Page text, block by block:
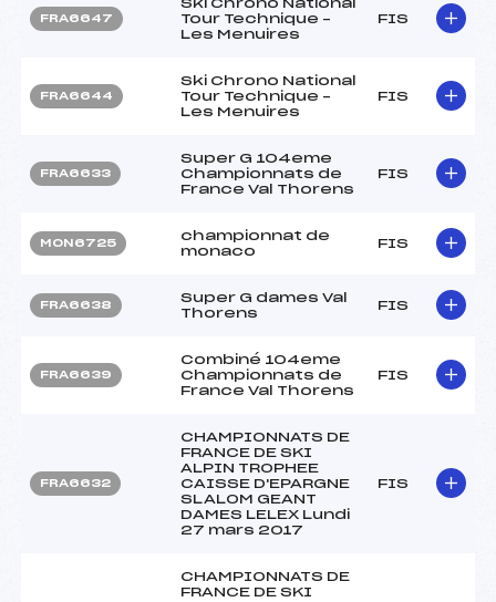
FRA6647
Ski Chrono National
Tour Technique –
Les Menuires
FIS
FRA6644
Ski Chrono National
Tour Technique –
Les Menuires
FIS
FRA6633
Super G 104eme
Championnats de
France Val Thorens
FIS
MON6725
championnat de
monaco
FIS
FRA6638
Super G dames Val
Thorens
FIS
FRA6639
Combiné 104eme
Championnats de
France Val Thorens
FIS
FRA6632
CHAMPIONNATS DE
FRANCE DE SKI
ALPIN TROPHEE
CAISSE D'EPARGNE
SLALOM GEANT
DAMES LELEX Lundi
27 mars 2017
FIS
CHAMPIONNATS DE
FRANCE DE SKI